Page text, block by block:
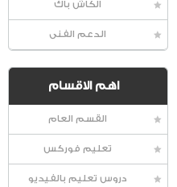
الكاش باك
الدعم الفنى
اهم الاقسام
القسم العام
تعليم فوركس
دروس تعليم بالفيديو